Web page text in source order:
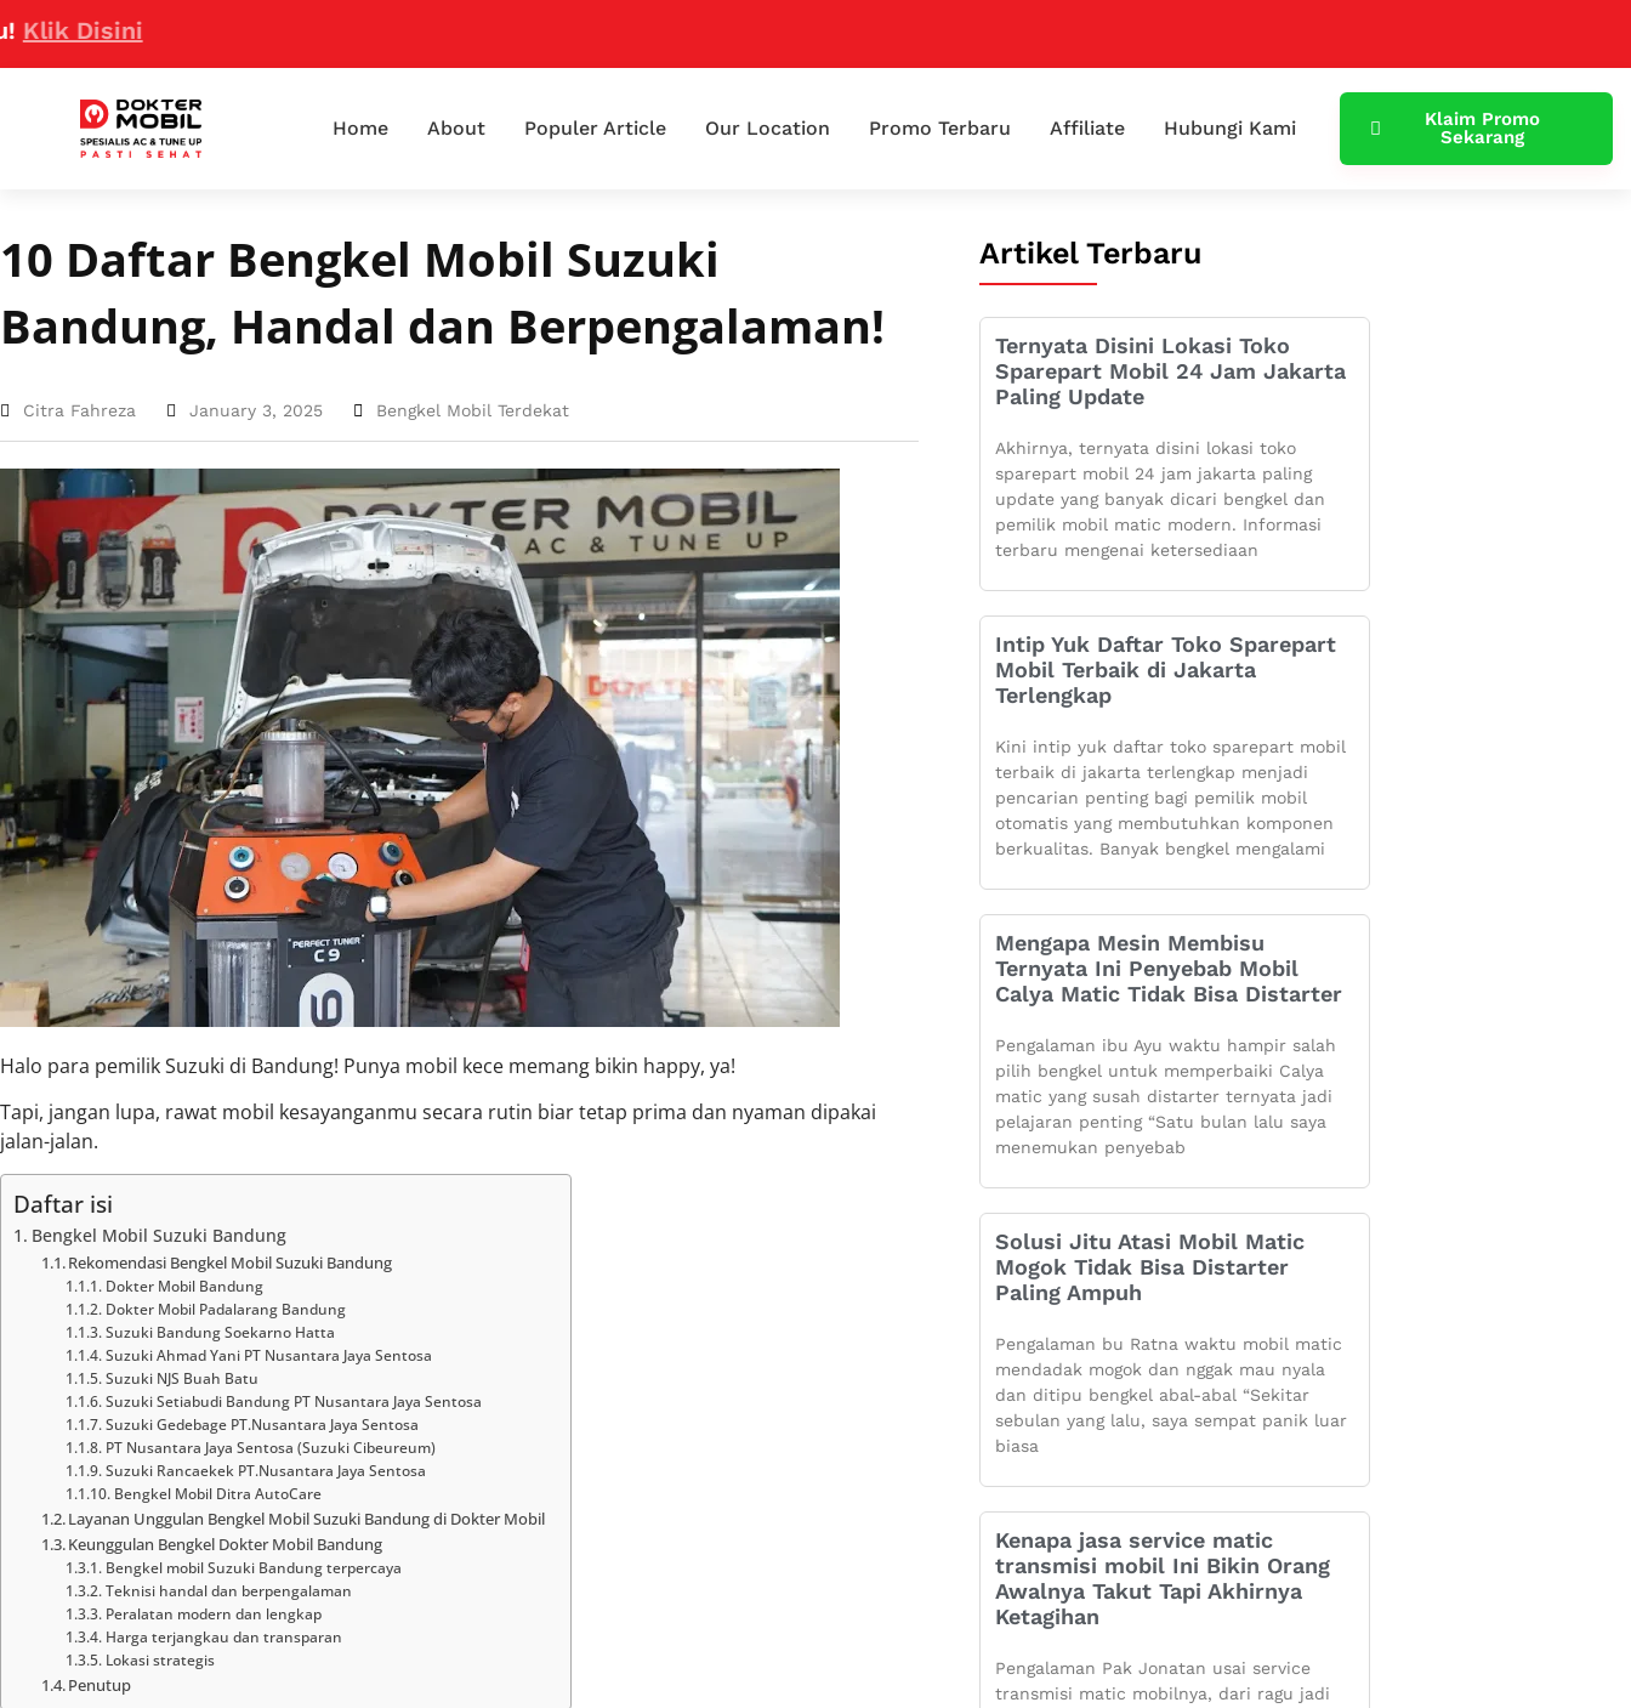
Home About Populer Article Our Location Promo Terbaru Affiliate Hubungi Kami
Klaim Promo
Sekarang
10 Daftar Bengkel Mobil Suzuki
Bandung, Handal dan Berpengalaman!
Citra Fahreza January 3, 2025 Bengkel Mobil Terdekat
Halo para pemilik Suzuki di Bandung! Punya mobil kece memang bikin happy, ya!
Tapi, jangan lupa, rawat mobil kesayanganmu secara rutin biar tetap prima dan nyaman dipakai
jalan-jalan.
Daftar isi
Bengkel Mobil Suzuki Bandung
Rekomendasi Bengkel Mobil Suzuki Bandung
Dokter Mobil Bandung
Dokter Mobil Padalarang Bandung
Suzuki Bandung Soekarno Hatta
Suzuki Ahmad Yani PT Nusantara Jaya Sentosa
Suzuki NJS Buah Batu
Suzuki Setiabudi Bandung PT Nusantara Jaya Sentosa
Suzuki Gedebage PT.Nusantara Jaya Sentosa
PT Nusantara Jaya Sentosa (Suzuki Cibeureum)
Suzuki Rancaekek PT.Nusantara Jaya Sentosa
Bengkel Mobil Ditra AutoCare
Layanan Unggulan Bengkel Mobil Suzuki Bandung di Dokter Mobil
Keunggulan Bengkel Dokter Mobil Bandung
Bengkel mobil Suzuki Bandung terpercaya
Teknisi handal dan berpengalaman
Peralatan modern dan lengkap
Harga terjangkau dan transparan
Lokasi strategis
Penutup
Artikel Terbaru
Ternyata Disini Lokasi Toko
Sparepart Mobil 24 Jam Jakarta
Paling Update
Akhirnya, ternyata disini lokasi toko
sparepart mobil 24 jam jakarta paling
update yang banyak dicari bengkel dan
pemilik mobil matic modern. Informasi
terbaru mengenai ketersediaan
Intip Yuk Daftar Toko Sparepart
Mobil Terbaik di Jakarta
Terlengkap
Kini intip yuk daftar toko sparepart mobil
terbaik di jakarta terlengkap menjadi
pencarian penting bagi pemilik mobil
otomatis yang membutuhkan komponen
berkualitas. Banyak bengkel mengalami
Mengapa Mesin Membisu
Ternyata Ini Penyebab Mobil
Calya Matic Tidak Bisa Distarter
Pengalaman ibu Ayu waktu hampir salah
pilih bengkel untuk memperbaiki Calya
matic yang susah distarter ternyata jadi
pelajaran penting “Satu bulan lalu saya
menemukan penyebab
Solusi Jitu Atasi Mobil Matic
Mogok Tidak Bisa Distarter
Paling Ampuh
Pengalaman bu Ratna waktu mobil matic
mendadak mogok dan nggak mau nyala
dan ditipu bengkel abal-abal “Sekitar
sebulan yang lalu, saya sempat panik luar
biasa
Kenapa jasa service matic
transmisi mobil Ini Bikin Orang
Awalnya Takut Tapi Akhirnya
Ketagihan
Pengalaman Pak Jonatan usai service
transmisi matic mobilnya, dari ragu jadi